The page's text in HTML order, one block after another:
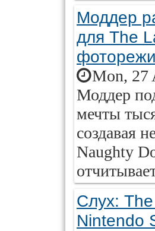
Моддер
для The
Mon, 27
Моддер
мечты
создавая
Naughty
Слух:
Nintendo